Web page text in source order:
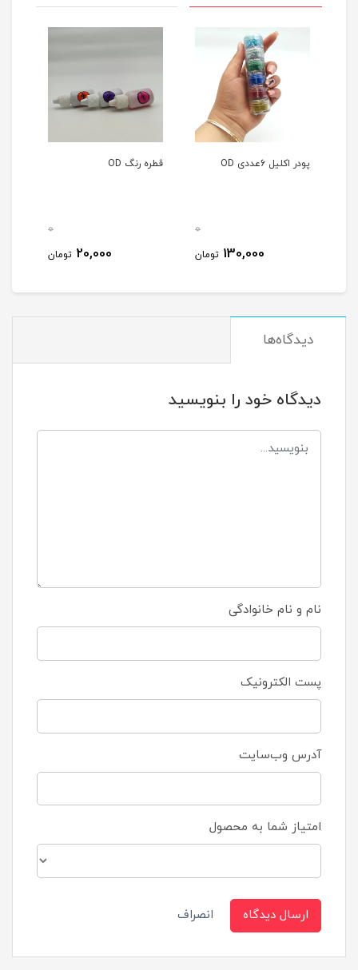
پودر اکلیل 6عددی OD
0
130,000 تومان
قطره رنگ OD
0
20,000 تومان
دیدگاه‌ها
دیدگاه خود را بنویسید
نام و نام خانوادگی
پست الکترونیک
آدرس وب‌سایت
امتیاز شما به محصول
ارسال دیدگاه انصراف